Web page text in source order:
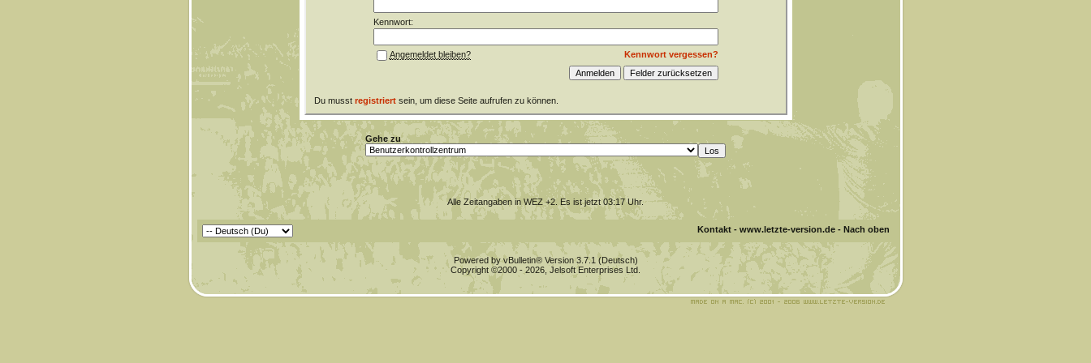
Kennwort:
Kennwort vergessen?
Angemeldet bleiben?
Du musst registriertsein, um diese Seite aufrufen zu können.
Gehe zu
Alle Zeitangaben in WEZ +2. Es ist jetzt03:17Uhr.
Kontakt- www.letzte-version.de- Nach oben
Powered by vBulletin® Version 3.7.1 (Deutsch)
Copyright ©2000 - 2026, Jelsoft Enterprises Ltd.